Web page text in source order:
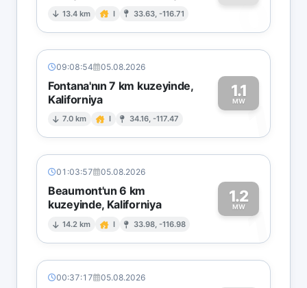
13.4 km I 33.63, -116.71 0
09:08:54 05.08.2026
Fontana'nın 7 km kuzeyinde,
Kaliforniya
7.0 km I 34.16, -117.47
1.1
MW1
01:03:57 05.08.2026
Beaumont'un 6 km
kuzeyinde, Kaliforniya
14.2 km I 33.98, -116.98
1.2
MW1
00:37:17 05.08.2026